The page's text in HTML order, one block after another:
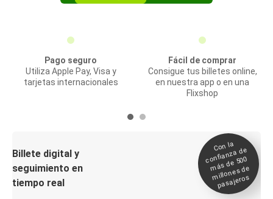
Pago seguro
Utiliza Apple Pay, Visa y
tarjetas internacionales
Fácil de comprar
Consigue tus billetes online,
en nuestra app o en una
Flixshop
Billete digital y
seguimiento en
tiempo real
Con la
confianza de
más de 500
millones de
pasajeros